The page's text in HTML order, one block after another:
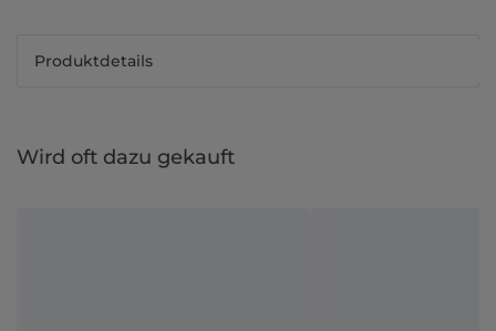
Produktdetails
Wird oft dazu gekauft